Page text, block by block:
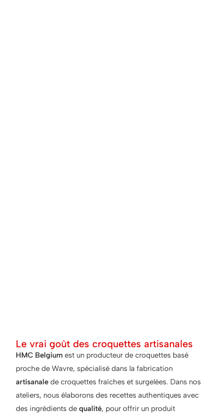
Le vrai goût des croquettes artisanales
HMC Belgium est un producteur de croquettes basé
proche de Wavre, spécialisé dans la fabrication
artisanalede croquettes fraîches et surgelées. Dans nos
ateliers, nous élaborons des recettes authentiques avec
des ingrédients dequalité, pour offrir un produit